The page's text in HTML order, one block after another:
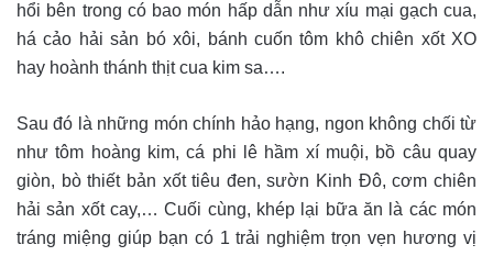
hổi bên trong có bao món hấp dẫn như xíu mại gạch cua,
há cảo hải sản bó xôi, bánh cuốn tôm khô chiên xốt XO
hay hoành thánh thịt cua kim sa….
Sau đó là những món chính hảo hạng, ngon không chối từ
như tôm hoàng kim, cá phi lê hầm xí muội, bồ câu quay
giòn, bò thiết bản xốt tiêu đen, sườn Kinh Đô, cơm chiên
hải sản xốt cay,… Cuối cùng, khép lại bữa ăn là các món
tráng miệng giúp bạn có 1 trải nghiệm trọn vẹn hương vị